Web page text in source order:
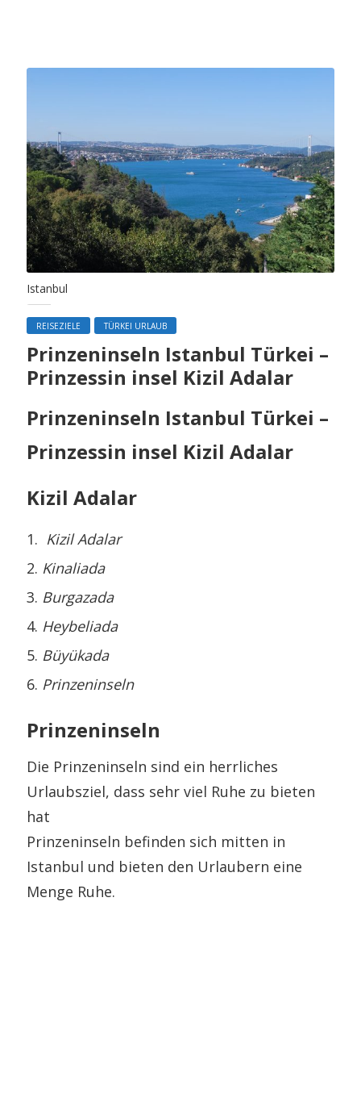
Istanbul
REISEZIELE TÜRKEI URLAUB
Prinzeninseln Istanbul Türkei –
Prinzessin insel Kizil Adalar
Prinzeninseln Istanbul Türkei –
Prinzessin insel Kizil Adalar
Kizil Adalar
Kizil Adalar
Kinaliada
Burgazada
Heybeliada
Büyükada
Prinzeninseln
Prinzeninseln
Die Prinzeninseln sind ein herrliches
Urlaubsziel, dass sehr viel Ruhe zu bieten
hat
Prinzeninseln befinden sich mitten in
Istanbul und bieten den Urlaubern eine
Menge Ruhe.